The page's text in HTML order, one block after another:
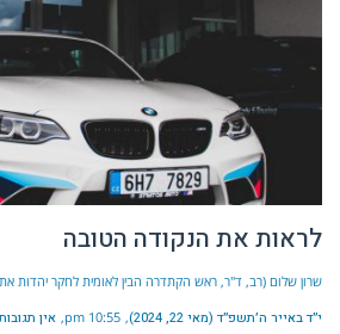
לראות את הנקודה הטובה
שרון שלום (רב, ד"ר, ראש הקתדרה הבין לאומית לחקר יהדות
י״ד באייר ה׳תשפ״ד (מאי 22, 2024) 10:55 pm אין תגובות